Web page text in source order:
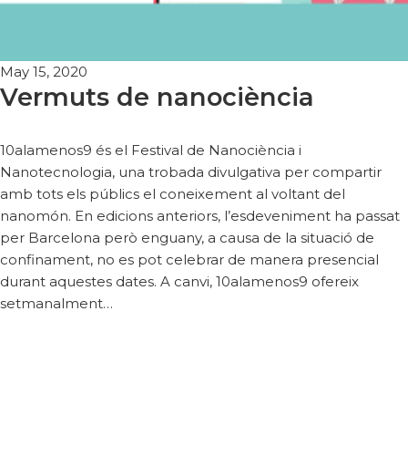
May 15, 2020
Vermuts de nanociència
10alamenos9 és el Festival de Nanociència i
Nanotecnologia, una trobada divulgativa per compartir
amb tots els públics el coneixement al voltant del
nanomón. En edicions anteriors, l’esdeveniment ha passat
per Barcelona però enguany, a causa de la situació de
confinament, no es pot celebrar de manera presencial
durant aquestes dates. A canvi, 10alamenos9 ofereix
setmanalment…